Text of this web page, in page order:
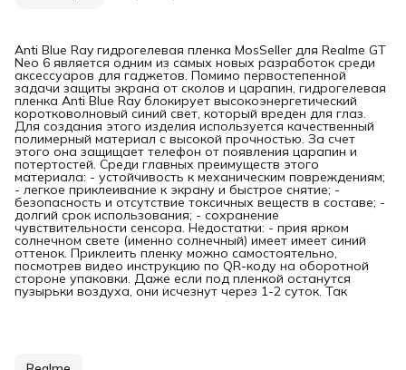
Anti Blue Ray гидрогелевая пленка MosSeller для Realme GT
Neo 6 является одним из самых новых разработок среди
аксессуаров для гаджетов. Помимо первостепенной
задачи защиты экрана от сколов и царапин, гидрогелевая
пленка Anti Blue Ray блокирует высокоэнергетический
коротковолновый синий свет, который вреден для глаз.
Для создания этого изделия используется качественный
полимерный материал с высокой прочностью. За счет
этого она защищает телефон от появления царапин и
потертостей. Среди главных преимуществ этого
материала: - устойчивость к механическим повреждениям;
- легкое приклеивание к экрану и быстрое снятие; -
безопасность и отсутствие токсичных веществ в составе; -
долгий срок использования; - сохранение
чувствительности сенсора. Недостатки: - прия ярком
солнечном свете (именно солнечный) имеет имеет синий
оттенок. Приклеить пленку можно самостоятельно,
посмотрев видео инструкцию по QR-коду на оборотной
стороне упаковки. Даже если под пленкой останутся
пузырьки воздуха, они исчезнут через 1-2 суток. Так